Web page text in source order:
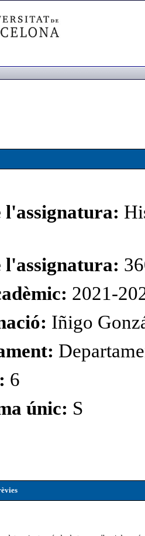
l'assignatura:
l'assignatura:
2021-
Iñigo
6
únic: S